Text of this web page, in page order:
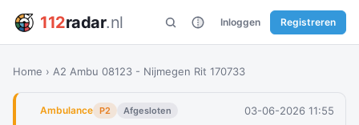
112radar.nl Inloggen Registreren
Home › A2 Ambu 08123 - Nijmegen Rit 170733
Ambulance P2 Afgesloten 03-06-2026 11:55